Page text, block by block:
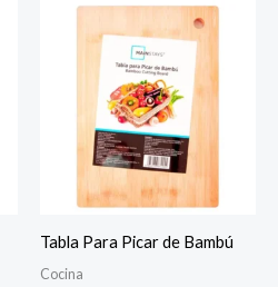
Tabla Para Picar de Bambú
Cocina